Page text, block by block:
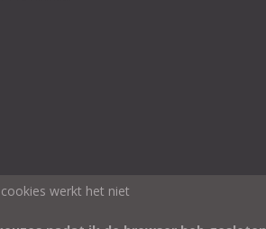
werkt het niet